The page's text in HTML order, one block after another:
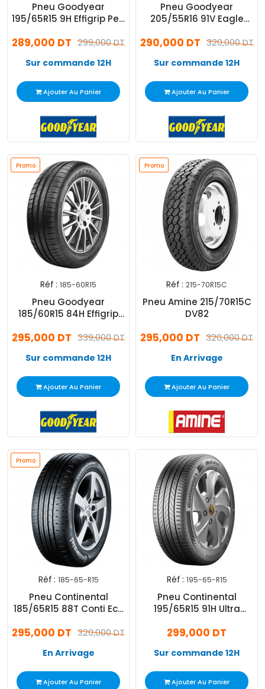
Pneu Goodyear
195/65R15 9H Effigrip Perf
299,000 DT
289,000 DT
Sur commande 12H
Ajouter Au Panier
Pneu Goodyear
205/55R16 91V Eagle
320,000 DT
290,000 DT
Sur commande 12H
Ajouter Au Panier
Promo
Réf : 185-60R15
Pneu Goodyear
185/60R15 84H Effigrip
339,000 DT
295,000 DT
Sur commande 12H
Ajouter Au Panier
Promo
Réf : 215-70R15C
Pneu Amine 215/70R15C
DV82
320,000 DT
295,000 DT
En Arrivage
Ajouter Au Panier
Promo
Réf : 185-65-R15
Pneu Continental
185/65R15 88T Conti Eco
320,000 DT
295,000 DT
En Arrivage
Ajouter Au Panier
Réf : 195-65-R15
Pneu Continental
195/65R15 91H Ultra
299,000 DT
Sur commande 12H
Ajouter Au Panier